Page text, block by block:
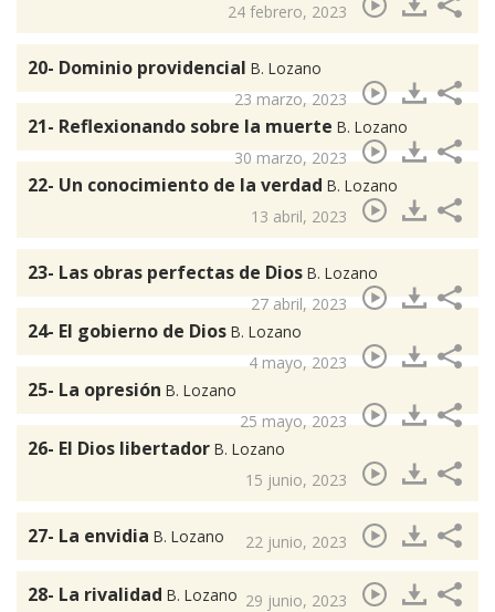
24 febrero, 2023
20- Dominio providencial B. Lozano
23 marzo, 2023
21- Reflexionando sobre la muerte B. Lozano
30 marzo, 2023
22- Un conocimiento de la verdad B. Lozano
13 abril, 2023
23- Las obras perfectas de Dios B. Lozano
27 abril, 2023
24- El gobierno de Dios B. Lozano
4 mayo, 2023
25- La opresión B. Lozano
25 mayo, 2023
26- El Dios libertador B. Lozano
15 junio, 2023
27- La envidia B. Lozano 22 junio, 2023
28- La rivalidad B. Lozano 29 junio, 2023